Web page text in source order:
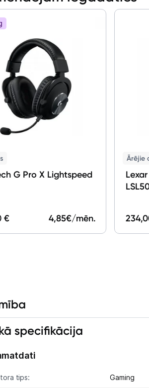
G Pro X Lightspeed
€ 4,85€/mēn.
Ārējie
specifikācija
tips: Gaming